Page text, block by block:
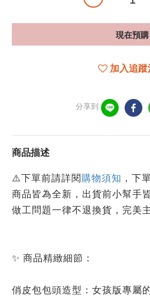
現在預購
加入追蹤
分享到
商品描述
⚠️下單前請詳閱 購物須知 ，下
商品皆為全新，出貨前小幫手
做工問題一律不退換貨，完美
✨ 商品精緻細節：
俏皮包包頭造型：女孩版專屬